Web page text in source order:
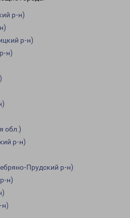
р-н)
р-н)
н)
обл.)
р-н)
Прудский р-н)
н)
н)